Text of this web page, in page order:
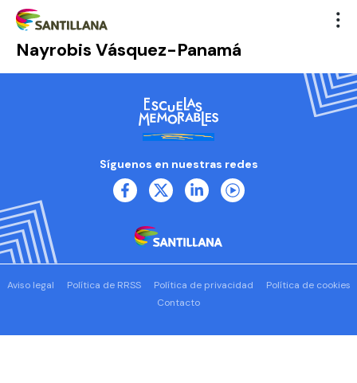
Nayrobis Vásquez-Panamá
Síguenos en nuestras redes
Aviso legal Política de RRSS Política de privacidad
Política de cookies
Contacto